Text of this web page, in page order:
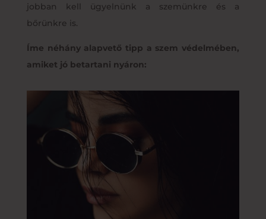
jobban kell ügyelnünk a szemünkre és a
bőrünkre is.
Íme néhány alapvető tipp a szem védelmében,
amiket jó betartani nyáron: